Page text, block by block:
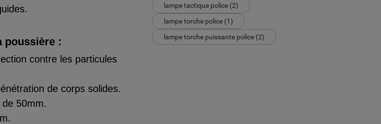
poussière :
contre les particules
de corps solides.
50mm.
lampe tactique police (2)
lampe torche police (1)
lampe torche puissante police (2)